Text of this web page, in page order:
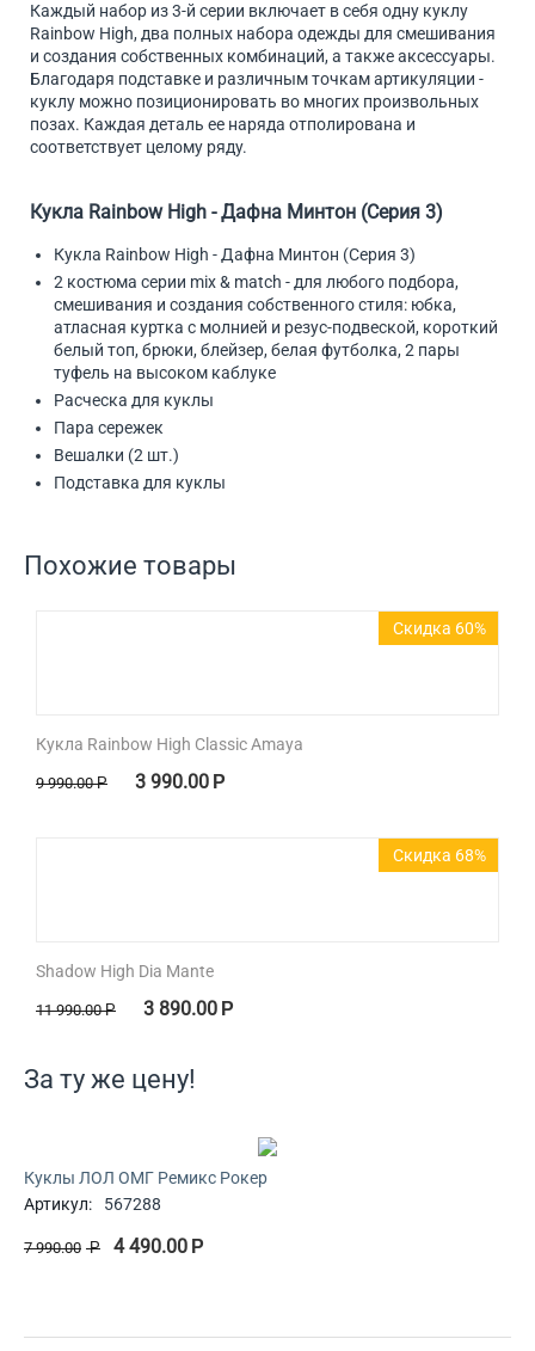
Каждый набор из 3-й серии включает в себя одну куклу
Rainbow High, два полных набора одежды для смешивания
и создания собственных комбинаций, а также аксессуары.
Благодаря подставке и различным точкам артикуляции -
куклу можно позиционировать во многих произвольных
позах. Каждая деталь ее наряда отполирована и
соответствует целому ряду.
Кукла Rainbow High - Дафна Минтон (Серия 3)
Кукла Rainbow High - Дафна Минтон (Серия 3)
2 костюма серии mix & match - для любого подбора,
смешивания и создания собственного стиля: юбка,
атласная куртка с молнией и резус-подвеской, короткий
белый топ, брюки, блейзер, белая футболка, 2 пары
туфель на высоком каблуке
Расческа для куклы
Пара сережек
Вешалки (2 шт.)
Подставка для куклы
Похожие товары
Скидка 60%
Кукла Rainbow High Classic Amaya
9 990.00 Р 3 990.00 Р
Скидка 68%
Shadow High Dia Mante
11 990.00 Р 3 890.00 Р
За ту же цену!
Куклы ЛОЛ ОМГ Ремикс Рокер
Артикул:
567288
7 990.00 Р 4 490.00 Р